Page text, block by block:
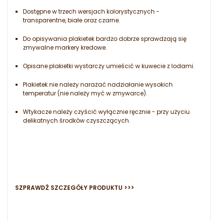
Dostępne w trzech wersjach kolorystycznych -
transparentne, białe oraz czarne.
Do opisywania plakietek bardzo dobrze sprawdzają się
zmywalne markery kredowe.
Opisane plakietki wystarczy umieścić w kuwecie z lodami.
Plakietek nie należy narażać nadziałanie wysokich
temperatur (nie należy myć w zmywarce).
Wtykacze należy czyścić wyłącznie ręcznie - przy użyciu
delikatnych środków czyszczących.
SZPRAWDŹ SZCZEGÓŁY PRODUKTU >>>